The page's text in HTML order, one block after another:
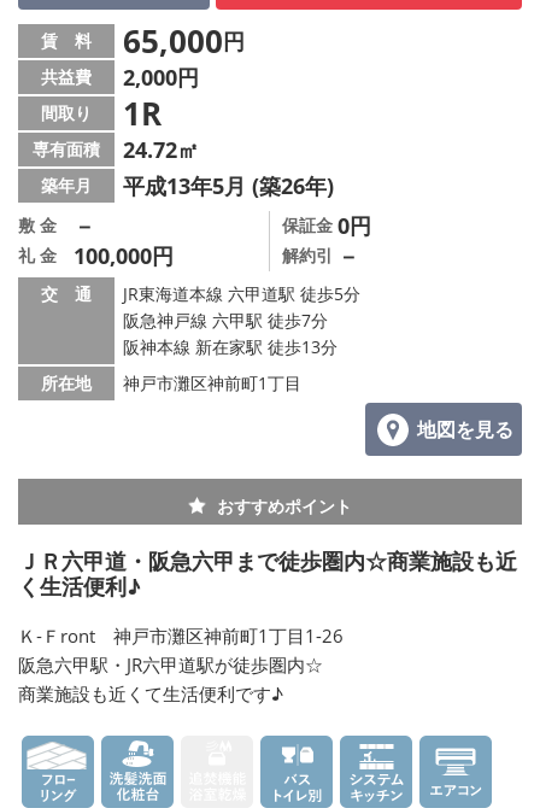
賃 料 65,000円
共益費 2,000円
間取り 1R
専有面積 24.72㎡
築年月 平成13年5月 (築26年)
敷 金 －
礼 金 100,000円
保証金 0円
解約引 －
交 通
JR東海道本線 六甲道駅 徒歩5分
阪急神戸線 六甲駅 徒歩7分
阪神本線 新在家駅 徒歩13分
所在地
神戸市灘区神前町1丁目
地図を見る
おすすめポイント
ＪＲ六甲道・阪急六甲まで徒歩圏内☆商業施設も近
く生活便利♪
Ｋ‐Ｆront 神戸市灘区神前町1丁目1-26
阪急六甲駅・JR六甲道駅が徒歩圏内☆
商業施設も近くて生活便利です♪